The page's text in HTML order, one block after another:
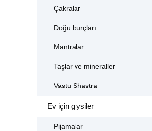
Çakralar
Doğu burçları
Mantralar
Taşlar ve mineraller
Vastu Shastra
Ev için giysiler
Pijamalar